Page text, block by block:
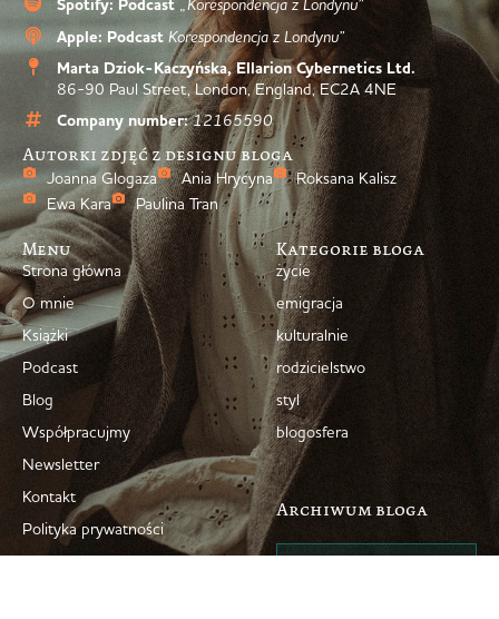
Spotify: Podcast „Korespondencja z Londynu”
Apple: Podcast Korespondencja z Londynu”
Marta Dziok-Kaczyńska, Ellarion Cybernetics Ltd.
86-90 Paul Street, London, England, EC2A 4NE
Company number: 12165590
Autorki zdjęć z designu bloga
Joanna Glogaza Ania Hrycyna
Roksana Kalisz
Ewa Kara
Paulina Tran
Menu
Strona główna
O mnie
Książki
Podcast
Blog
Współpracujmy
Newsletter
Kontakt
Polityka prywatności
Kategorie bloga
życie
emigracja
kulturalnie
rodzicielstwo
styl
blogosfera
Archiwum bloga